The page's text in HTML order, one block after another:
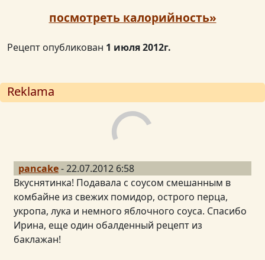
посмотреть калорийность»
Рецепт опубликован 1 июля 2012г.
Reklama
pancake- 22.07.2012 6:58
Вкуснятинка! Подавала с соусом смешанным в
комбайне из свежих помидор, острого перца,
укропа, лука и немного яблочного соуса. Спасибо
Ирина, еще один обалденный рецепт из
баклажан!